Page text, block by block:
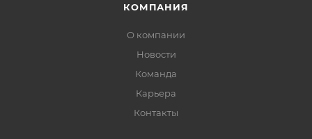
КОМПАНИЯ
О компании
Новости
Команда
Карьера
Контакты